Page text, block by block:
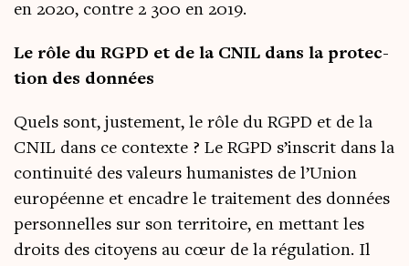
en 2020, contre 2 300 en 2019.
Le rôle du RGPD et de la CNIL dans la pro­tec­
tion des données
Quels sont, jus­te­ment, le rôle du RGPD et de la
CNIL dans ce contexte ? Le RGPD s’inscrit dans la
conti­nui­té des valeurs huma­nistes de l’Union
euro­péenne et encadre le trai­te­ment des don­nées
per­son­nelles sur son ter­ri­toire, en met­tant les
droits des citoyens au cœur de la régu­la­tion. Il